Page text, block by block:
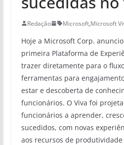
Redação Microsoft,Microsoft
Hoje a Microsoft Corp.
primeira Plataforma de
trazer diretamente para o
ferramentas para
estar e descoberta de
funcionários. O Viva foi
funcionários a aprender,
sucedidos, com novas
aos recursos de